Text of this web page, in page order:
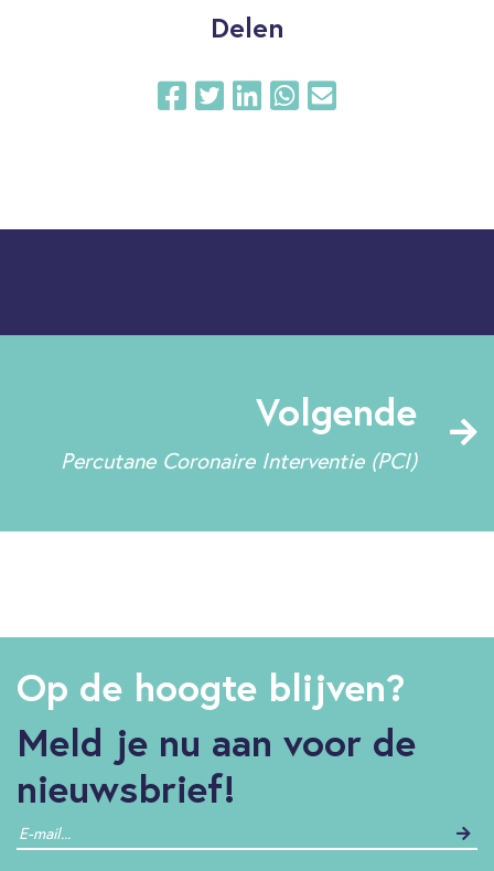
Delen
Volgende
Percutane Coronaire Interventie (PCI)
Op de hoogte blijven?
Meld je nu aan voor de
nieuwsbrief!